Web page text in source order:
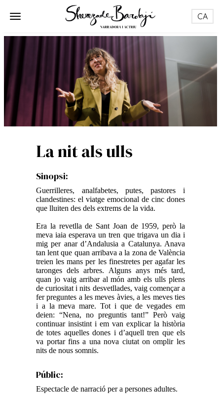
Toggle navigation Toggle
La nit als ulls
Sinopsi:
Guerrilleres, analfabetes, putes, pastores i
clandestines: el viatge emocional de cinc dones
que lluiten des dels extrems de la vida.
Era la revetlla de Sant Joan de 1959, però la
meva iaia esperava un tren que trigava un dia i
mig per anar d’Andalusia a Catalunya. Anava
tan lent que quan arribava a la zona de València
treien les mans per les finestretes per agafar les
taronges dels arbres. Alguns anys més tard,
quan jo vaig arribar al món amb els ulls plens
de curiositat i nits desvetllades, vaig començar a
fer preguntes a les meves àvies, a les meves ties
i a la meva mare. Tot i que de vegades em
deien: “Nena, no preguntis tant!” Però vaig
continuar insistint i em van explicar la història
de totes aquelles dones i d’aquell tren que els
va portar fins a una nova ciutat on omplir les
nits de nous somnis.
Públic:
Espectacle de narració per a persones adultes.